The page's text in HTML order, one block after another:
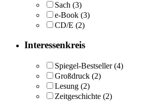
Sach (3)
e-Book (3)
CD/E (2)
Interessenkreis
Spiegel-Bestseller (4)
Großdruck (2)
Lesung (2)
Zeitgeschichte (2)